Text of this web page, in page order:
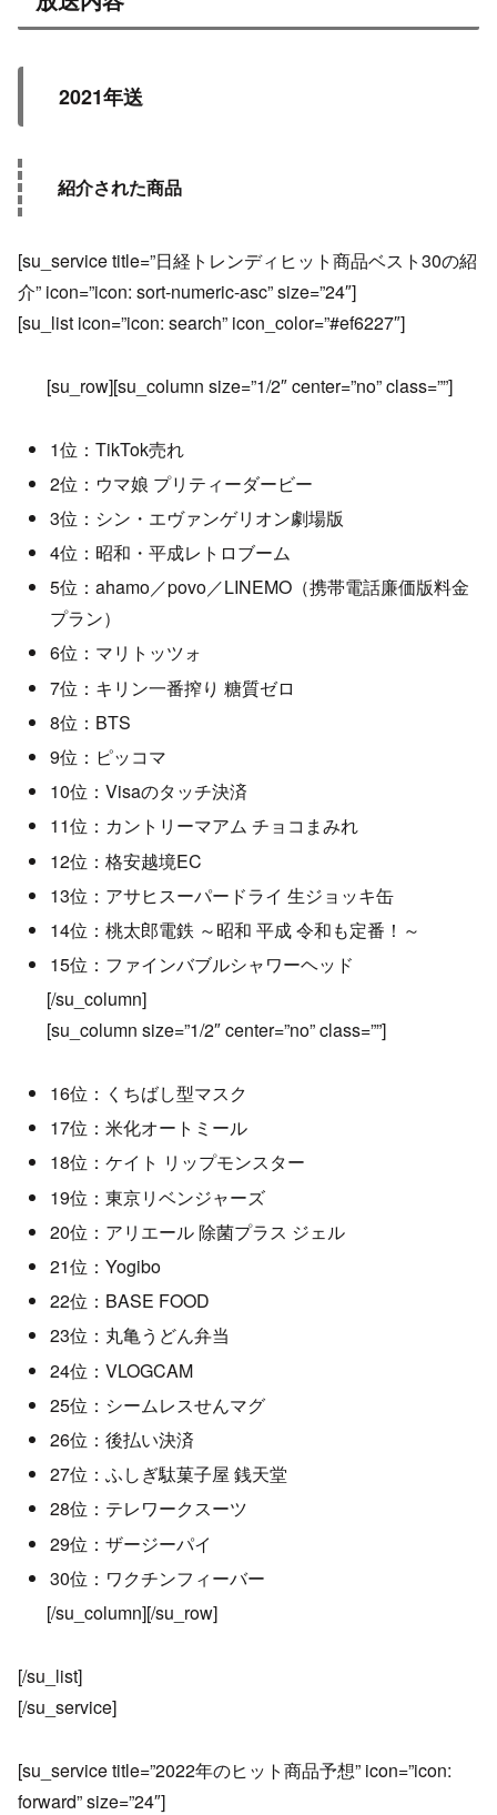
2021年送
紹介された商品
[su_service title=”日経トレンディヒット商品ベスト30の紹
介” icon=”icon: sort-numeric-asc” size=”24″]
[su_list icon=”icon: search” icon_color=”#ef6227″]
[su_row][su_column size=”1/2″ center=”no” class=””]
1位：TikTok売れ
2位：ウマ娘 プリティーダービー
3位：シン・エヴァンゲリオン劇場版
4位：昭和・平成レトロブーム
5位：ahamo／povo／LINEMO（携帯電話廉価版料金
プラン）
6位：マリトッツォ
7位：キリン一番搾り 糖質ゼロ
8位：BTS
9位：ピッコマ
10位：Visaのタッチ決済
11位：カントリーマアム チョコまみれ
12位：格安越境EC
13位：アサヒスーパードライ 生ジョッキ缶
14位：桃太郎電鉄 ～昭和 平成 令和も定番！～
15位：ファインバブルシャワーヘッド
[/su_column]
[su_column size=”1/2″ center=”no” class=””]
16位：くちばし型マスク
17位：米化オートミール
18位：ケイト リップモンスター
19位：東京リベンジャーズ
20位：アリエール 除菌プラス ジェル
21位：Yogibo
22位：BASE FOOD
23位：丸亀うどん弁当
24位：VLOGCAM
25位：シームレスせんマグ
26位：後払い決済
27位：ふしぎ駄菓子屋 銭天堂
28位：テレワークスーツ
29位：ザージーパイ
30位：ワクチンフィーバー
[/su_column][/su_row]
[/su_list]
[/su_service]
[su_service title=”2022年のヒット商品予想” icon=”icon:
forward” size=”24″]